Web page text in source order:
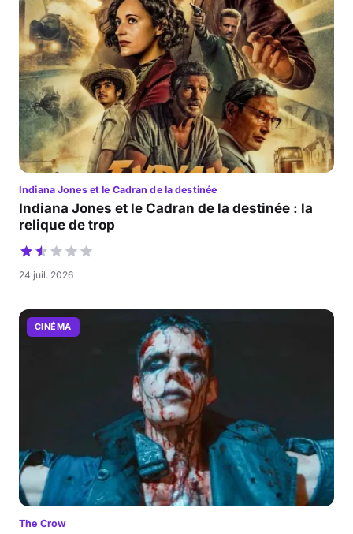
Indiana Jones et le Cadran de la destinée
Indiana Jones et le Cadran de la destinée : la
relique de trop
24 juil. 2026
CINÉMA
The Crow